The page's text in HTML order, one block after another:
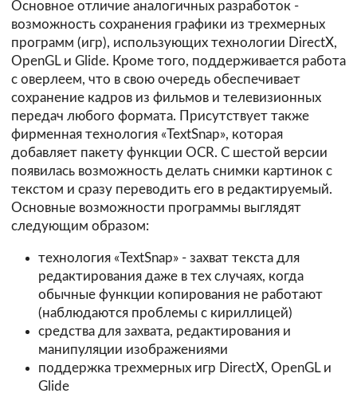
Основное отличие аналогичных разработок -
возможность сохранения графики из трехмерных
программ (игр), использующих технологии DirectX,
OpenGL и Glide. Кроме того, поддерживается работа
с оверлеем, что в свою очередь обеспечивает
сохранение кадров из фильмов и телевизионных
передач любого формата. Присутствует также
фирменная технология «TextSnap», которая
добавляет пакету функции OCR. С шестой версии
появилась возможность делать снимки картинок с
текстом и сразу переводить его в редактируемый.
Основные возможности программы выглядят
следующим образом:
технология «TextSnap» - захват текста для
редактирования даже в тех случаях, когда
обычные функции копирования не работают
(наблюдаются проблемы с кириллицей)
средства для захвата, редактирования и
манипуляции изображениями
поддержка трехмерных игр DirectX, OpenGL и
Glide